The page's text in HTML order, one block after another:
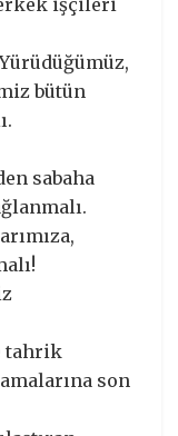
işçileri
bütün
sabaha
tahrik
son